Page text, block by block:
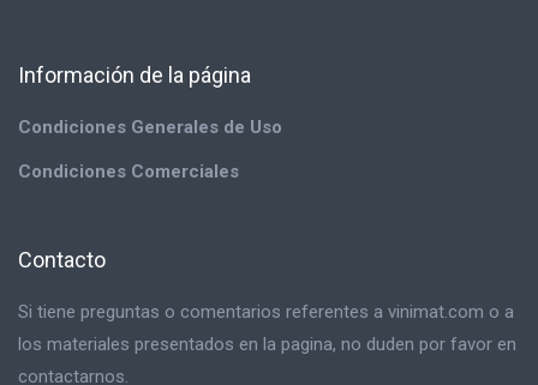
Información de la página
Condiciones Generales de Uso
Condiciones Comerciales
Contacto
Si tiene preguntas o comentarios referentes a vinimat.com o a
los materiales presentados en la pagina, no duden por favor en
contactarnos.